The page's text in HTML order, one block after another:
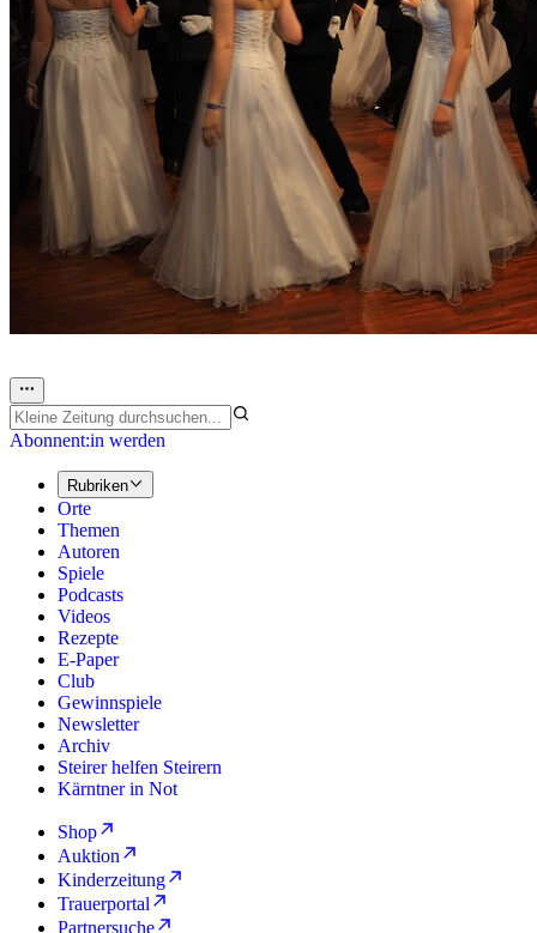
Abonnent:in werden
Rubriken
Orte
Themen
Autoren
Spiele
Podcasts
Videos
Rezepte
E-Paper
Club
Gewinnspiele
Newsletter
Archiv
Steirer helfen Steirern
Kärntner in Not
Shop
Auktion
Kinderzeitung
Trauerportal
Partnersuche